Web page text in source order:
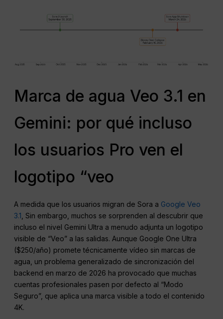
Marca de agua Veo 3.1 en
Gemini: por qué incluso
los usuarios Pro ven el
logotipo “veo
A medida que los usuarios migran de Sora a Google Veo
3.1 , Sin embargo, muchos se sorprenden al descubrir que
incluso el nivel Gemini Ultra a menudo adjunta un logotipo
visible de “Veo” a las salidas. Aunque Google One Ultra
($250/año) promete técnicamente vídeo sin marcas de
agua, un problema generalizado de sincronización del
backend en marzo de 2026 ha provocado que muchas
cuentas profesionales pasen por defecto al “Modo
Seguro”, que aplica una marca visible a todo el contenido
4K.